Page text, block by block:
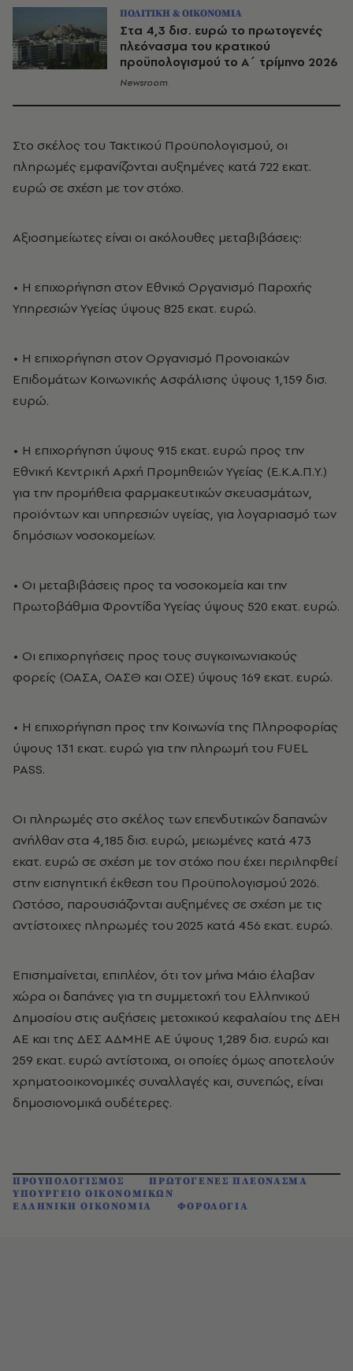
ΠΟΛΙΤΙΚΗ & ΟΙΚΟΝΟΜΙΑ
Στα 4,3 δισ. ευρώ το πρωτογενές
πλεόνασμα του κρατικού
προϋπολογισμού το Α΄ τρίμηνο 2026
Newsroom
Στο σκέλος του Τακτικού Προϋπολογισμού, οι
πληρωμές εμφανίζονται αυξημένες κατά 722 εκατ.
ευρώ σε σχέση με τον στόχο.
Αξιοσημείωτες είναι οι ακόλουθες μεταβιβάσεις:
• Η επιχορήγηση στον Εθνικό Οργανισμό Παροχής
Υπηρεσιών Υγείας ύψους 825 εκατ. ευρώ.
• Η επιχορήγηση στον Οργανισμό Προνοιακών
Επιδομάτων Κοινωνικής Ασφάλισης ύψους 1,159 δισ.
ευρώ.
• Η επιχορήγηση ύψους 915 εκατ. ευρώ προς την
Εθνική Κεντρική Αρχή Προμηθειών Υγείας (Ε.Κ.Α.Π.Υ.)
για την προμήθεια φαρμακευτικών σκευασμάτων,
προϊόντων και υπηρεσιών υγείας, για λογαριασμό των
δημόσιων νοσοκομείων.
• Οι μεταβιβάσεις προς τα νοσοκομεία και την
Πρωτοβάθμια Φροντίδα Υγείας ύψους 520 εκατ. ευρώ.
• Οι επιχορηγήσεις προς τους συγκοινωνιακούς
φορείς (ΟΑΣΑ, ΟΑΣΘ και ΟΣΕ) ύψους 169 εκατ. ευρώ.
• Η επιχορήγηση προς την Κοινωνία της Πληροφορίας
ύψους 131 εκατ. ευρώ για την πληρωμή του FUEL
PASS.
Οι πληρωμές στο σκέλος των επενδυτικών δαπανών
ανήλθαν στα 4,185 δισ. ευρώ, μειωμένες κατά 473
εκατ. ευρώ σε σχέση με τον στόχο που έχει περιληφθεί
στην εισηγητική έκθεση του Προϋπολογισμού 2026.
Ωστόσο, παρουσιάζονται αυξημένες σε σχέση με τις
αντίστοιχες πληρωμές του 2025 κατά 456 εκατ. ευρώ.
Επισημαίνεται, επιπλέον, ότι τον μήνα Μάιο έλαβαν
χώρα οι δαπάνες για τη συμμετοχή του Ελληνικού
Δημοσίου στις αυξήσεις μετοχικού κεφαλαίου της ΔΕΗ
ΑΕ και της ΔΕΣ ΑΔΜΗΕ ΑΕ ύψους 1,289 δισ. ευρώ και
259 εκατ. ευρώ αντίστοιχα, οι οποίες όμως αποτελούν
χρηματοοικονομικές συναλλαγές και, συνεπώς, είναι
δημοσιονομικά ουδέτερες.
ΠΡΟΥΠΟΛΟΓΙΣΜΟΣ
ΠΡΩΤΟΓΕΝΕΣ ΠΛΕΟΝΑΣΜΑ
ΥΠΟΥΡΓΕΙΟ ΟΙΚΟΝΟΜΙΚΩΝ
ΕΛΛΗΝΙΚΗ ΟΙΚΟΝΟΜΙΑ
ΦΟΡΟΛΟΓΙΑ